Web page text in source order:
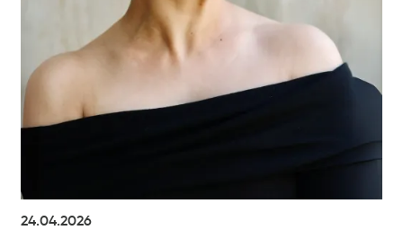
24.04.2026